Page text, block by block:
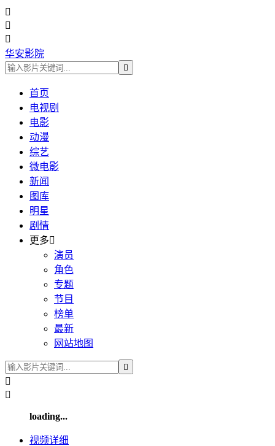



华安影院

首页
电视剧
电影
动漫
综艺
微电影
新闻
图库
明星
剧情
更多
演员
角色
专题
节目
榜单
最新
网站地图



loading...
视频详细